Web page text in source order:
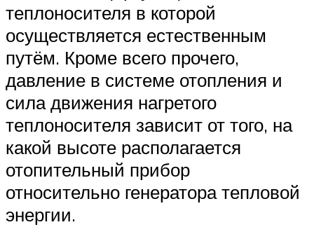
теплоносителя в которой
осуществляется естественным
путём. Кроме всего прочего,
давление в системе отопления и
сила движения нагретого
теплоносителя зависит от того, на
какой высоте располагается
отопительный прибор
относительно генератора тепловой
энергии.